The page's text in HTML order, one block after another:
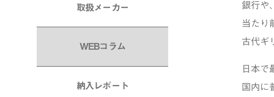
取扱メーカー
WEBコラム
納入レポート
銀行や
当たり
古代ギ
日本で
国内に